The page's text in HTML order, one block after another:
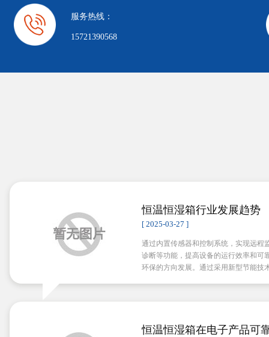
服务热线：
15721390568
恒温恒湿箱行业发展趋势
[ 2025-03-27 ]
通过内置传感器和控制系统，实现远程
诊断等功能，提高设备的运行效率和可
环保的方向发展。通过采用新型节能技
恒温恒湿箱在电子产品可